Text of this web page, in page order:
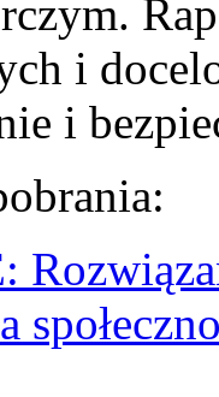
i
i